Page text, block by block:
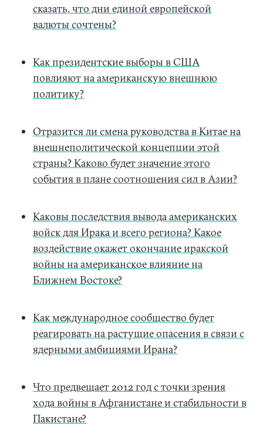
сказать, что дни единой европейской
валюты сочтены?
Как президентские выборы в США
повлияют на американскую внешнюю
политику?
Отразится ли смена руководства в Китае на
внешнеполитической концепции этой
страны? Каково будет значение этого
события в плане соотношения сил в Азии?
Каковы последствия вывода американских
войск для Ирака и всего региона? Какое
воздействие окажет окончание иракской
войны на американское влияние на
Ближнем Востоке?
Как международное сообщество будет
реагировать на растущие опасения в связи с
ядерными амбициями Ирана?
Что предвещает 2012 год с точки зрения
хода войны в Афганистане и стабильности в
Пакистане?